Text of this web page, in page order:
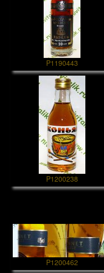
P1190443
P1200238
P1200462